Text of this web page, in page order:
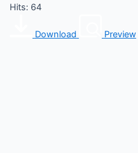
Hits: 64
Download Preview